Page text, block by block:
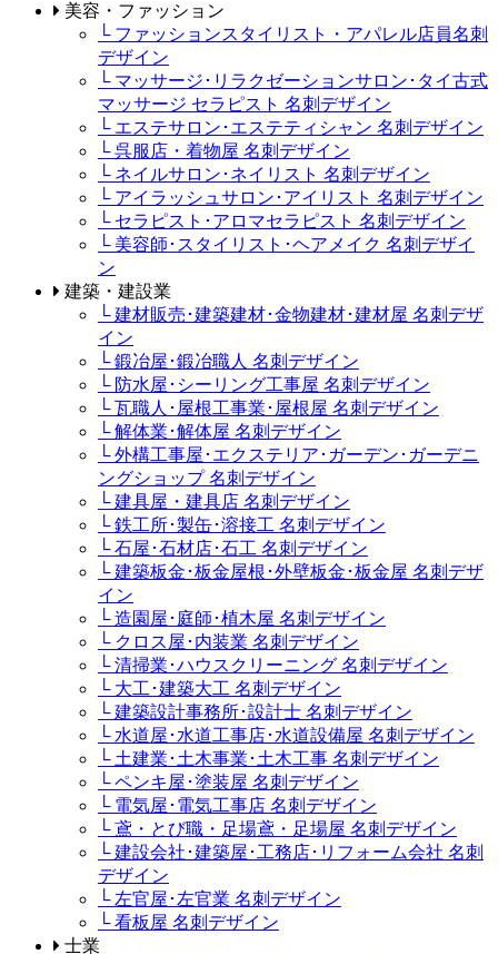
美容・ファッション
└ ファッションスタイリスト・アパレル店員名刺
デザイン
└ マッサージ･リラクゼーションサロン･タイ古式
マッサージ セラピスト 名刺デザイン
└ エステサロン･エステティシャン 名刺デザイン
└ 呉服店・着物屋 名刺デザイン
└ ネイルサロン･ネイリスト 名刺デザイン
└ アイラッシュサロン･アイリスト 名刺デザイン
└ セラピスト･アロマセラピスト 名刺デザイン
└ 美容師･スタイリスト･ヘアメイク 名刺デザイ
ン
建築・建設業
└ 建材販売･建築建材･金物建材･建材屋 名刺デザ
イン
└ 鍛冶屋･鍛冶職人 名刺デザイン
└ 防水屋･シーリング工事屋 名刺デザイン
└ 瓦職人･屋根工事業･屋根屋 名刺デザイン
└ 解体業･解体屋 名刺デザイン
└ 外構工事屋･エクステリア･ガーデン･ガーデニ
ングショップ 名刺デザイン
└ 建具屋・建具店 名刺デザイン
└ 鉄工所･製缶･溶接工 名刺デザイン
└ 石屋･石材店･石工 名刺デザイン
└ 建築板金･板金屋根･外壁板金･板金屋 名刺デザ
イン
└ 造園屋･庭師･植木屋 名刺デザイン
└ クロス屋･内装業 名刺デザイン
└ 清掃業･ハウスクリーニング 名刺デザイン
└ 大工･建築大工 名刺デザイン
└ 建築設計事務所･設計士 名刺デザイン
└ 水道屋･水道工事店･水道設備屋 名刺デザイン
└ 土建業･土木事業･土木工事 名刺デザイン
└ ペンキ屋･塗装屋 名刺デザイン
└ 電気屋･電気工事店 名刺デザイン
└ 鳶・とび職・足場鳶・足場屋 名刺デザイン
└ 建設会社･建築屋･工務店･リフォーム会社 名刺
デザイン
└ 左官屋･左官業 名刺デザイン
└ 看板屋 名刺デザイン
士業